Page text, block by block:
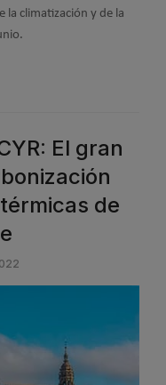
la climatización y de la
El gran
de